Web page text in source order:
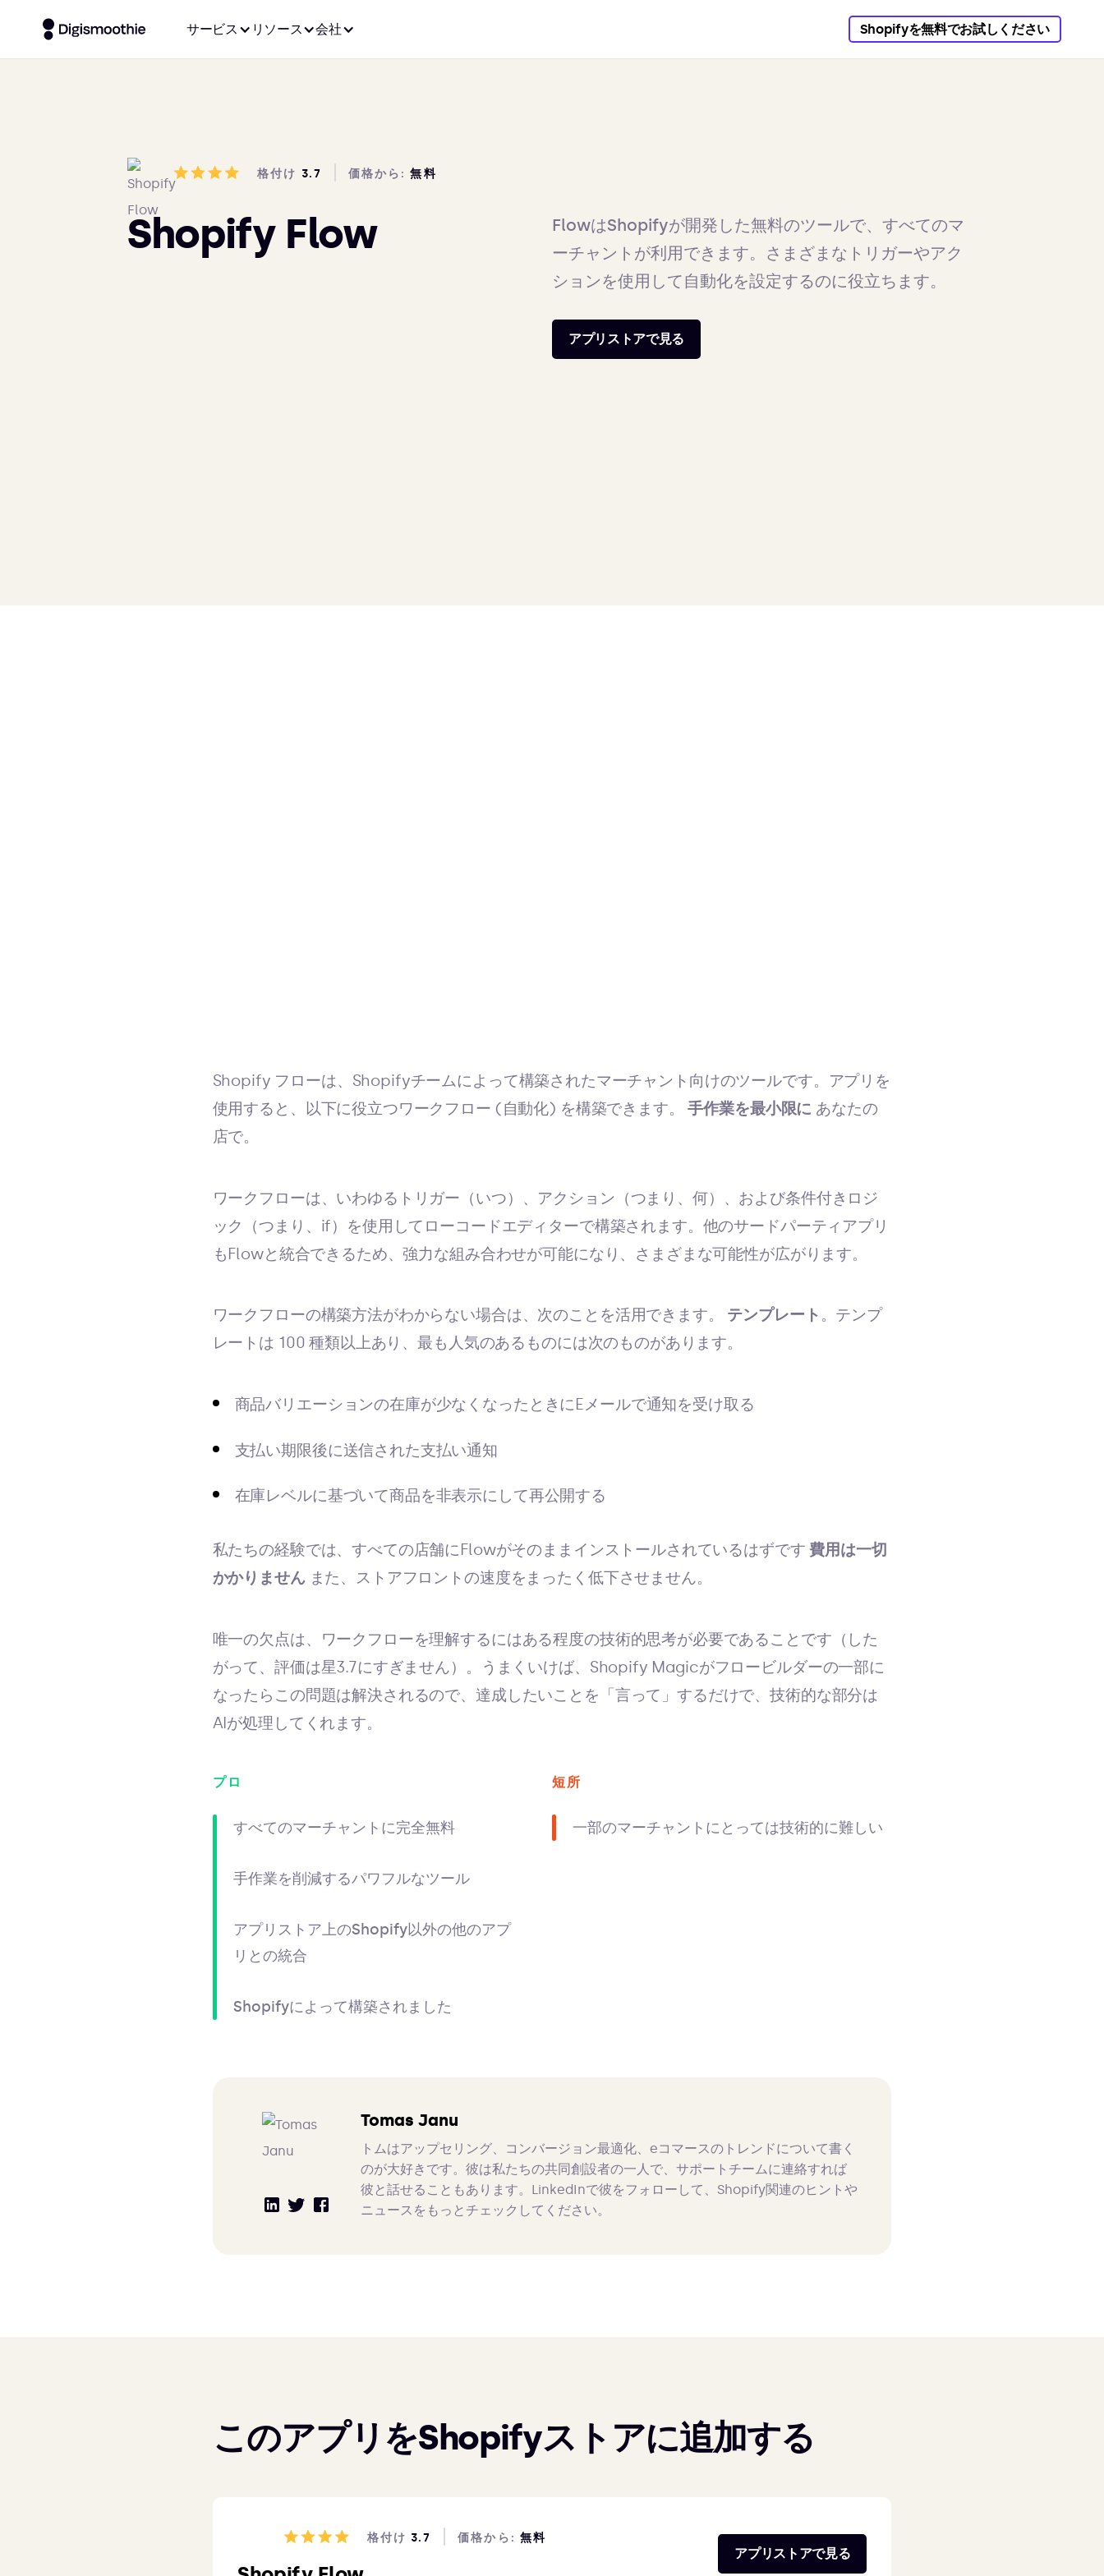
サービス リソース 会社 Shopifyを無料でお試しください
格付け 3.7 価格から: 無料
Shopify Flow
FlowはShopifyが開発した無料のツールで、すべてのマ
ーチャントが利用できます。さまざまなトリガーやアク
ションを使用して自動化を設定するのに役立ちます。
アプリストアで見る
Shopify フローは、Shopifyチームによって構築されたマーチャント向けのツールです。アプリを
使用すると、以下に役立つワークフロー (自動化) を構築できます。手作業を最小限に あなたの
店で。
ワークフローは、いわゆるトリガー（いつ）、アクション（つまり、何）、および条件付きロジ
ック（つまり、if）を使用してローコードエディターで構築されます。他のサードパーティアプリ
もFlowと統合できるため、強力な組み合わせが可能になり、さまざまな可能性が広がります。
ワークフローの構築方法がわからない場合は、次のことを活用できます。 テンプレート 。テンプ
レートは 100 種類以上あり、最も人気のあるものには次のものがあります。
商品バリエーションの在庫が少なくなったときにEメールで通知を受け取る
支払い期限後に送信された支払い通知
在庫レベルに基づいて商品を非表示にして再公開する
私たちの経験では、すべての店舗にFlowがそのままインストールされているはずです費用は一切
かかりませんまた、ストアフロントの速度をまったく低下させません。
唯一の欠点は、ワークフローを理解するにはある程度の技術的思考が必要であることです（した
がって、評価は星3.7にすぎません）。うまくいけば、Shopify Magicがフロービルダーの一部に
なったらこの問題は解決されるので、達成したいことを「言って」するだけで、技術的な部分は
AIが処理してくれます。
プロ
すべてのマーチャントに完全無料
手作業を削減するパワフルなツール
アプリストア上のShopify以外の他のアプ
リとの統合
Shopifyによって構築されました
短所
一部のマーチャントにとっては技術的に難しい
Tomas Janu
トムはアップセリング、コンバージョン最適化、eコマースのトレンドについて書く
のが大好きです。彼は私たちの共同創設者の一人で、サポートチームに連絡すれば
彼と話せることもあります。LinkedInで彼をフォローして、Shopify関連のヒントや
ニュースをもっとチェックしてください。
このアプリをShopifyストアに追加する
格付け 3.7 価格から: 無料
アプリストアで見る